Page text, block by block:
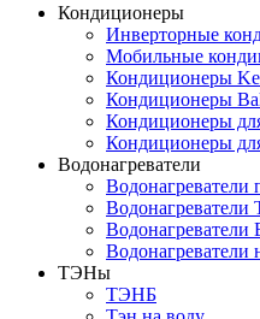
Кондиционеры
Инверторные
Мобильные
Кондиционеры
Кондиционеры
Кондиционеры
Кондиционеры
Водонагреватели
Водонагреватели
Водонагреватели
Водонагреватели
Водонагреватели
ТЭНы
ТЭНБ